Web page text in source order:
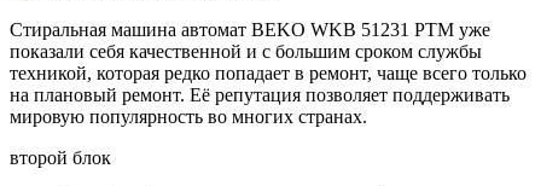
Cтиральная машина автомат BEKO WKB 51231 PTM уже
показали себя качественной и с большим сроком службы
техникой, которая редко попадает в ремонт, чаще всего только
на плановый ремонт. Её репутация позволяет поддерживать
мировую популярность во многих странах.
второй блок